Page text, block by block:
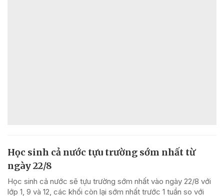
Học sinh cả nước tựu trường sớm nhất từ
ngày 22/8
Học sinh cả nước sẽ tựu trường sớm nhất vào ngày 22/8 với
lớp 1, 9 và 12, các khối còn lại sớm nhất trước 1 tuần so với